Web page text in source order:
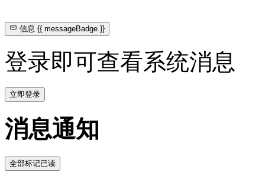
信息{{ messageBadge }}
登录即可查看系统消息
立即登录
消息通知
全部标记已读